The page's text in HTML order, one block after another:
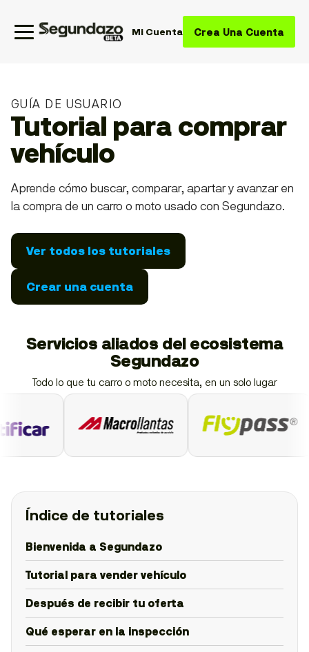
Mi Cuenta Crea Una Cuenta
GUÍA DE USUARIO
Tutorial para comprar
vehículo
Aprende cómo buscar, comparar, apartar y avanzar en
la compra de un carro o moto usado con Segundazo.
Ver todos los tutoriales
Crear una cuenta
Servicios aliados del ecosistema
Segundazo
Todo lo que tu carro o moto necesita, en un solo lugar
Índice de tutoriales
Bienvenida a Segundazo
Tutorial para vender vehículo
Después de recibir tu oferta
Qué esperar en la inspección